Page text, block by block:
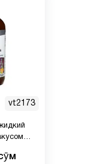
vt2173